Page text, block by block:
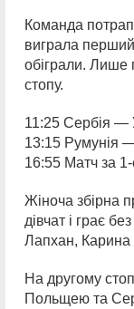
Команда
виграла
обіграли. Лише
стопу.
11:25 Сербія —
13:15 Румунія
16:55 Матч за
Жіноча збірна
дівчат і грає
Лапхан, Карина
На другому
Польщею та